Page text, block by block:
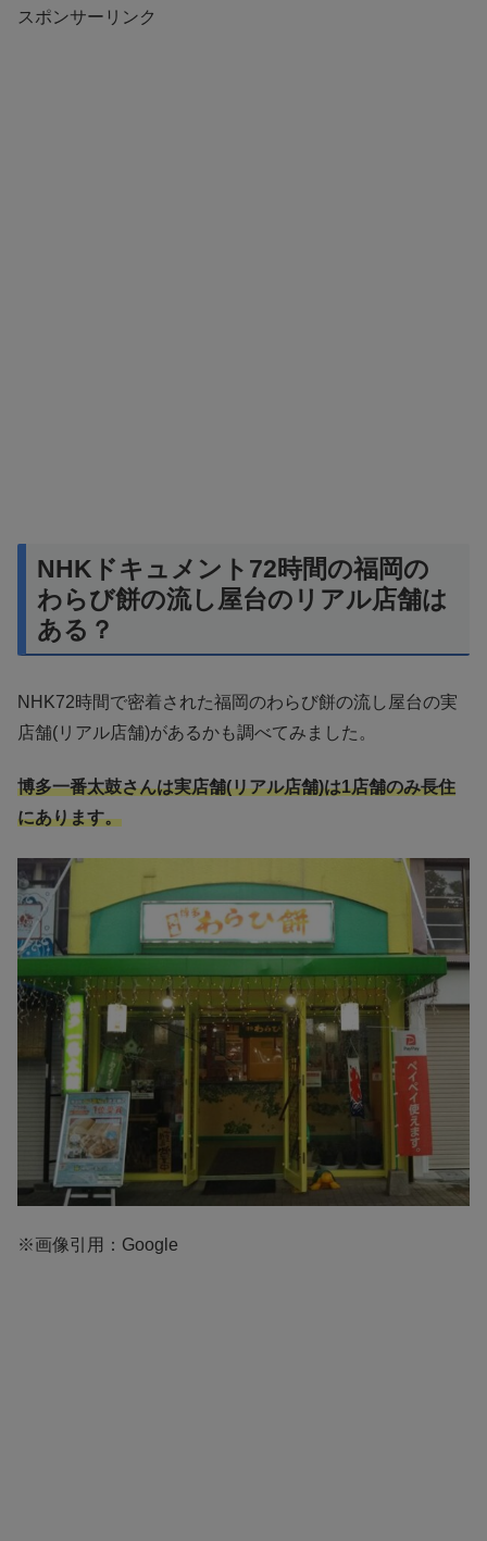
スポンサーリンク
NHKドキュメント72時間の福岡の
わらび餅の流し屋台のリアル店舗は
ある？
NHK72時間で密着された福岡のわらび餅の流し屋台の実
店舗(リアル店舗)があるかも調べてみました。
博多一番太鼓さんは実店舗(リアル店舗)は1店舗のみ長住
にあります。
※画像引用：Google